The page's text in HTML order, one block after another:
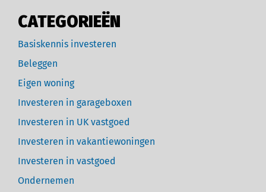
CATEGORIEËN
Basiskennis investeren
Beleggen
Eigen woning
Investeren in garageboxen
Investeren in UK vastgoed
Investeren in vakantiewoningen
Investeren in vastgoed
Ondernemen